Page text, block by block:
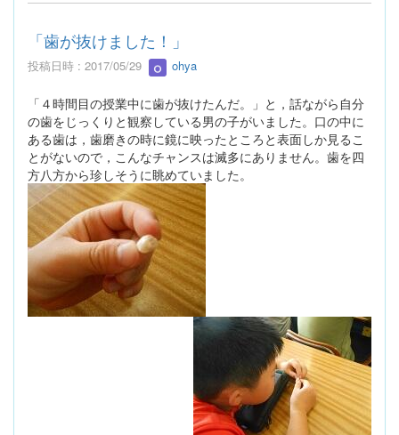
「歯が抜けました！」
投稿日時 : 2017/05/29 ohya
「４時間目の授業中に歯が抜けたんだ。」と，話ながら自分
の歯をじっくりと観察している男の子がいました。口の中に
ある歯は，歯磨きの時に鏡に映ったところと表面しか見るこ
とがないので，こんなチャンスは滅多にありません。歯を四
方八方から珍しそうに眺めていました。